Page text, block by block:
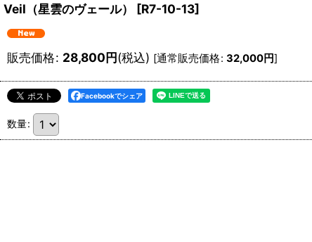
Veil（星雲のヴェール）
[R7-10-13]
販売価格: 28,800円(税込) [通常販売価格: 32,000円]
Facebookでシェア
数量: